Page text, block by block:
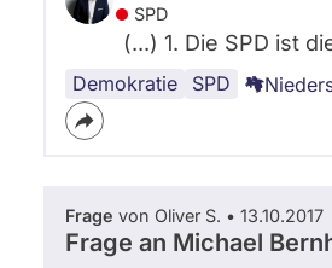
SPD
(...) 1. Die SPD ist
Demokratie SPD
Frage von Oliver S. • 13.10.2017
Frage an Michael